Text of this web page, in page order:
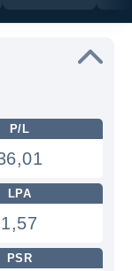
P/L
LPA
1,57
PSR